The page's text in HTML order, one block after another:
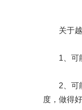
关于
1、可
2、可
度，做得